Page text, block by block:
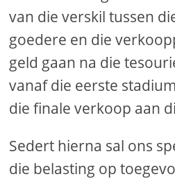
van die verskil tussen
goedere en die
geld gaan na die
vanaf die eerste
die finale verkoop aan
Sedert hierna sal ons
die belasting op